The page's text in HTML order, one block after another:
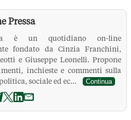
Pressa
è un quotidiano on-line
fondato da Cinzia Franchini,
e Giuseppe Leonelli. Propone
inchieste e commenti sulla
sociale ed ec...
Continua